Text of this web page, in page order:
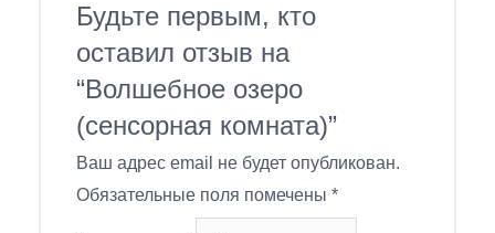
Будьте первым, кто
оставил отзыв на
“Волшебное озеро
(сенсорная комната)”
Ваш адрес email не будет опубликован.
Обязательные поля помечены *